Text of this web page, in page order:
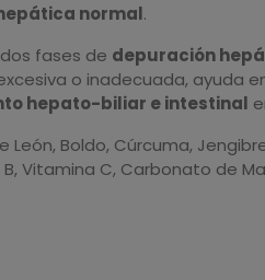
normal.
fases de depuración
o inadecuada, ayuda
hepato-biliar e intestinal
Boldo, Cúrcuma,
Vitamina C, Carbonato de